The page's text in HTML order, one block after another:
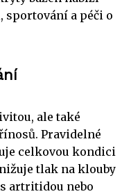
a péči o
ale také
Pravidelné
celkovou kondici
tlak na klouby
artritidou nebo